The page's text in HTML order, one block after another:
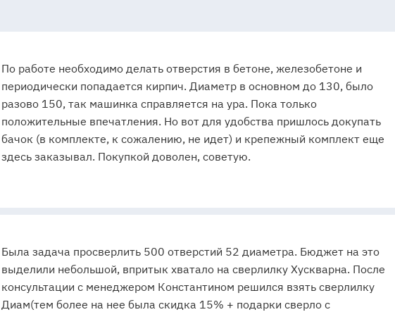
По работе необходимо делать отверстия в бетоне, железобетоне и
периодически попадается кирпич. Диаметр в основном до 130, было
разово 150, так машинка справляется на ура. Пока только
положительные впечатления. Но вот для удобства пришлось докупать
бачок (в комплекте, к сожалению, не идет) и крепежный комплект еще
здесь заказывал. Покупкой доволен, советую.
Была задача просверлить 500 отверстий 52 диаметра. Бюджет на это
выделили небольшой, впритык хватало на сверлилку Хускварна. После
консультации с менеджером Константином решился взять сверлилку
Диам(тем более на нее была скидка 15% + подарки сверло с